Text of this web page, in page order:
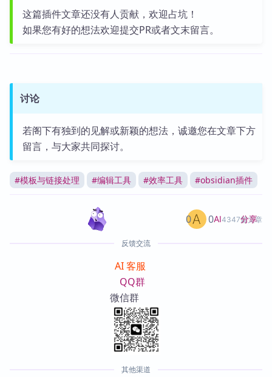
这篇插件文章还没有人贡献，欢迎占坑！
如果您有好的想法欢迎提交PR或者文末留言。
讨论
若阁下有独到的见解或新颖的想法，诚邀您在文章下方
留言，与大家共同探讨。
#模板与链接处理 #编辑工具 #效率工具 #obsidian插件
AI4347篇文章
0 0 分享
反馈交流
AI 客服
QQ群
微信群
其他渠道